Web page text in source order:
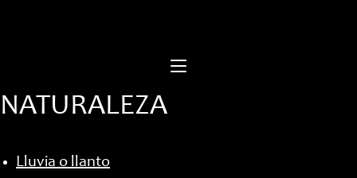
NATURALEZA
Lluvia o llanto